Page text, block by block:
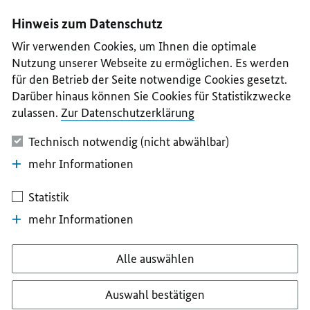
II
III
IV
V
Hinweis zum Datenschutz
Wir verwenden Cookies, um Ihnen die optimale
Nutzung unserer Webseite zu ermöglichen. Es werden
für den Betrieb der Seite notwendige Cookies gesetzt.
Darüber hinaus können Sie Cookies für Statistikzwecke
zulassen. Zur Datenschutzerklärung
Technisch notwendig (nicht abwählbar)
mehr Informationen
Statistik
mehr Informationen
Alle auswählen
Auswahl bestätigen